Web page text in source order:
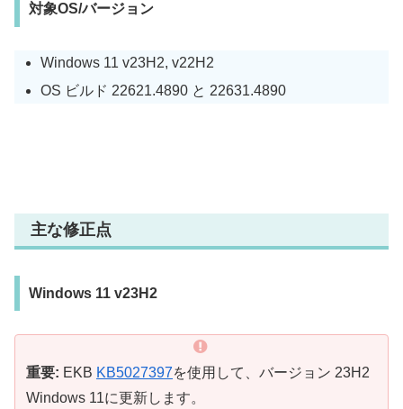
対象OS/バージョン
Windows 11 v23H2, v22H2
OS ビルド 22621.4890 と 22631.4890
主な修正点
Windows 11 v23H2
重要: EKB KB5027397を使用して、バージョン 23H2
Windows 11に更新します。